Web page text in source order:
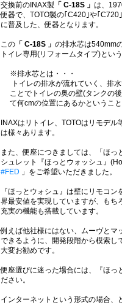
交換前のINAX製 「 C-18S 」 は、
便器で、TOTO製の｢C420｣や｢
に普及した、便器となります。
この 「 C-18S 」 の排水芯は540mm
トイレ専用(リフォームタイプ)とい
※排水芯とは・・・
トイレの排水が流れていく、排
ことでトイレの奥の壁(タンクの
て何cmの位置にあるかというこ
INAXはリトイレ、TOTOはリモデ
は様々あります。
また、便座につきましては、「ほっ
シュレット『ほっとウォッシュ』
#FED 」をご希望いただきました。
『ほっとウォシュ』は壁にリモコ
界最安値を実現していますが、もち
充実の機能も搭載しています。
例えば他社様にはない、ムーヴとマ
できるように、開発段階から模索し
大変お勧めです。
便座選びに迷った場合には、『ほっ
ださい。
インターネットという形式の場合、